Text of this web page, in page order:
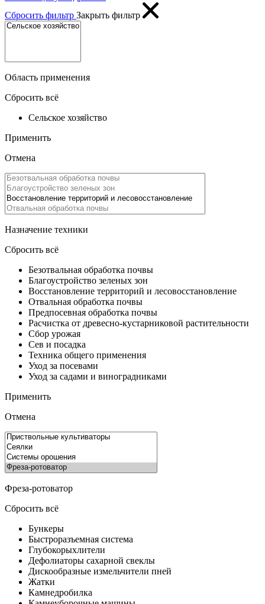
Сбросить фильтр Закрыть фильтр
Область применения
Сбросить всё
Сельское хозяйство
Применить
Отмена
Назначение техники
Сбросить всё
Безотвальная обработка почвы
Благоустройство зеленых зон
Восстановление территорий и лесовосстановление
Отвальная обработка почвы
Предпосевная обработка почвы
Расчистка от древесно-кустарниковой растительности
Сбор урожая
Сев и посадка
Техника общего применения
Уход за посевами
Уход за садами и виноградниками
Применить
Отмена
Фреза-ротоватор
Сбросить всё
Бункеры
Быстроразъемная система
Глубокорыхлители
Дефолиаторы сахарной свеклы
Дискообразные измельчители пней
Жатки
Камнедробилка